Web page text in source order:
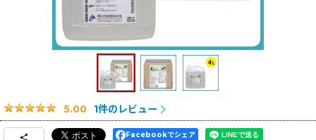
5.00 1件のレビュー
Facebookでシェア